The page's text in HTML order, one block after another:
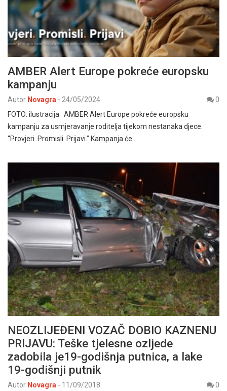
AMBER Alert Europe pokreće europsku
kampanju
Autor Novagra - 24/05/2024
0
FOTO: ilustracija AMBER Alert Europe pokreće europsku
kampanju za usmjeravanje roditelja tijekom nestanaka djece.
“Provjeri. Promisli. Prijavi.” Kampanja će…
NEOZLIJEĐENI VOZAČ DOBIO KAZNENU
PRIJAVU: Teške tjelesne ozljede
zadobila je19-godišnja putnica, a lake
19-godišnji putnik
Autor Novagra - 11/09/2018
0